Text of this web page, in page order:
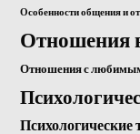
Особенности общения и
Отношения
Отношения с
Психологические